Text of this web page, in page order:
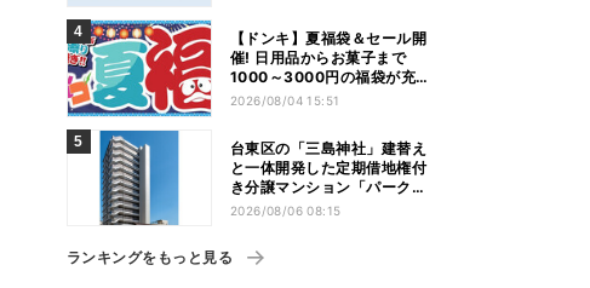
【ドンキ】夏福袋＆セール開
催! 日用品からお菓子まで
1000～3000円の福袋が充
実、家電やアパレルなど人気
2026/08/04 15:51
台東区の「三島神社」建替え
と一体開発した定期借地権付
き分譲マンション「パークホ
ームズ入谷」竣工
2026/08/06 08:15
ランキングをもっと見る